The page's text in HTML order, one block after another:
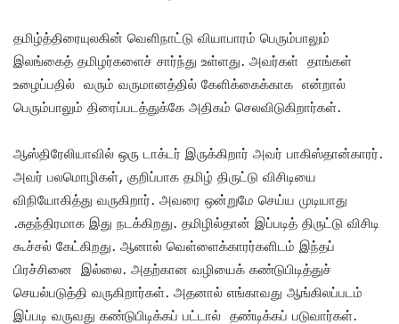
தமிழ்த்திரையுலகின் வெளிநாட்டு வியாபாரம் பெரும்பாலும்
இலங்கைத் தமிழர்களைச் சார்ந்து உள்ளது. அவர்கள் தாங்கள்
உழைப்பதில் வரும் வருமானத்தில் கேளிக்கைக்காக என்றால்
பெரும்பாலும் திரைப்படத்துக்கே அதிகம் செலவிடுகிறார்கள்.
ஆஸ்திரேலியாவில் ஒரு டாக்டர் இருக்கிறார் அவர் பாகிஸ்தான்காரர்.
அவர் பலமொழிகள், குறிப்பாக தமிழ் திருட்டு விசிடியை
விநியோகித்து வருகிறார். அவரை ஒன்றுமே செய்ய முடியாது
.சுதந்திரமாக இது நடக்கிறது. தமிழில்தான் இப்படித் திருட்டு விசிடி
கூச்சல் கேட்கிறது. ஆனால் வெள்ளைக்காரர்களிடம் இந்தப்
பிரச்சினை இல்லை. அதற்கான வழியைக் கண்டுபிடித்துச்
செயல்படுத்தி வருகிறார்கள். அதனால் எங்காவது ஆங்கிலப்படம்
இப்படி வருவது கண்டுபிடிக்கப் பட்டால் தண்டிக்கப் படுவார்கள்.